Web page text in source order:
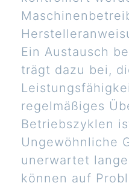
Ein Austausch
trägt dazu bei,
regelmäßiges
Betriebszyklen
Ungewöhnliche
unerwartet
können auf